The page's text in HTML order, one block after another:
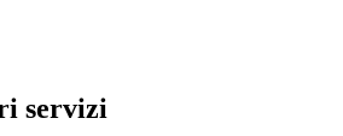
servizi